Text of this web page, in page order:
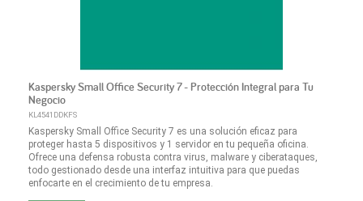
Kaspersky Small Office Security 7 - Protección Integral para Tu
Negocio
KL4541DDKFS
Kaspersky Small Office Security 7 es una solución eficaz para
proteger hasta 5 dispositivos y 1 servidor en tu pequeña oficina.
Ofrece una defensa robusta contra virus, malware y ciberataques,
todo gestionado desde una interfaz intuitiva para que puedas
enfocarte en el crecimiento de tu empresa.